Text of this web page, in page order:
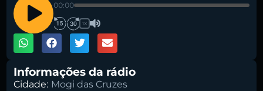
Buscar rádio
00:00
1X
Informações da rádio
Cidade: Mogi das Cruzes